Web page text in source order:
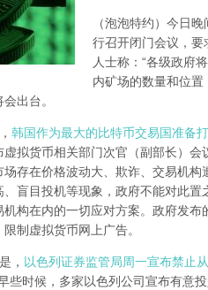
（泡泡特约） 今日晚
行召开闭门会议，
人士称：“各级政府
内矿场的数量和位
出台。
韩国作为最大的比特币交易国准备
拟货币相关部门次官（副部长）
存在价格波动大、欺诈、交易机
盲目投机等现象，政府不能对此置
构在内的一切应对方案。政府发
制虚拟货币网上广告。
， 以色列证券监管局周一宣布禁止
些时候，多家以色列公司宣布有意